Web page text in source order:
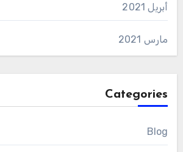
أبريل 2021
مارس 2021
Categories
Blog